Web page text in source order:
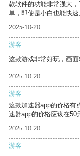
款软件的功能非常强大
单，即使是小白也能快速
2025-10-20
游客
这款游戏非常好玩，画面
2025-10-20
游客
这款加速器app的价格有
速器app的价格应该在50
2025-10-20
游客